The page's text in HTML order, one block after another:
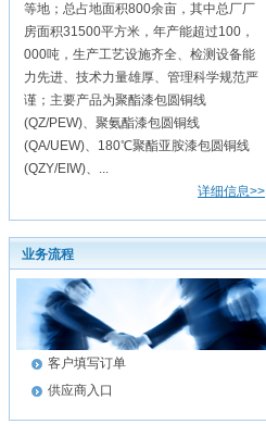
等地；总占地面积800余亩，其中总厂厂
房面积31500平方米，年产能超过100，
000吨，生产工艺设施齐全、检测设备能
力先进、技术力量雄厚、管理科学规范严
谨；主要产品为聚酯漆包圆铜线
(QZ/PEW)、聚氨酯漆包圆铜线
(QA/UEW)、180℃聚酯亚胺漆包圆铜线
(QZY/EIW)、...
详细信息>>
业务流程
客户填写订单
供应商入口